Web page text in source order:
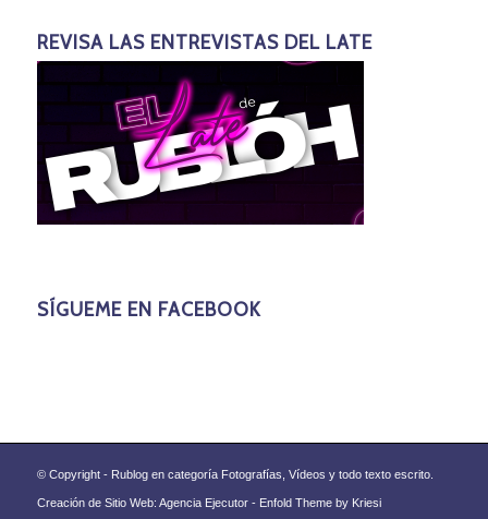
REVISA LAS ENTREVISTAS DEL LATE
SÍGUEME EN FACEBOOK
© Copyright - Rublog en categoría Fotografías, Vídeos y todo texto escrito.
Creación de Sitio Web: Agencia Ejecutor - Enfold Theme by Kriesi